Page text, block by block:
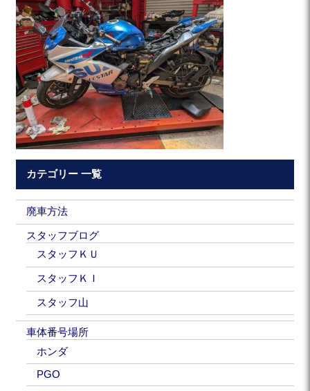
カテゴリー 一覧
廃車方法
スタッフブログ
スタッフＫＵ
スタッフＫＩ
スタッフ山
車体番号場所
ホンダ
PGO